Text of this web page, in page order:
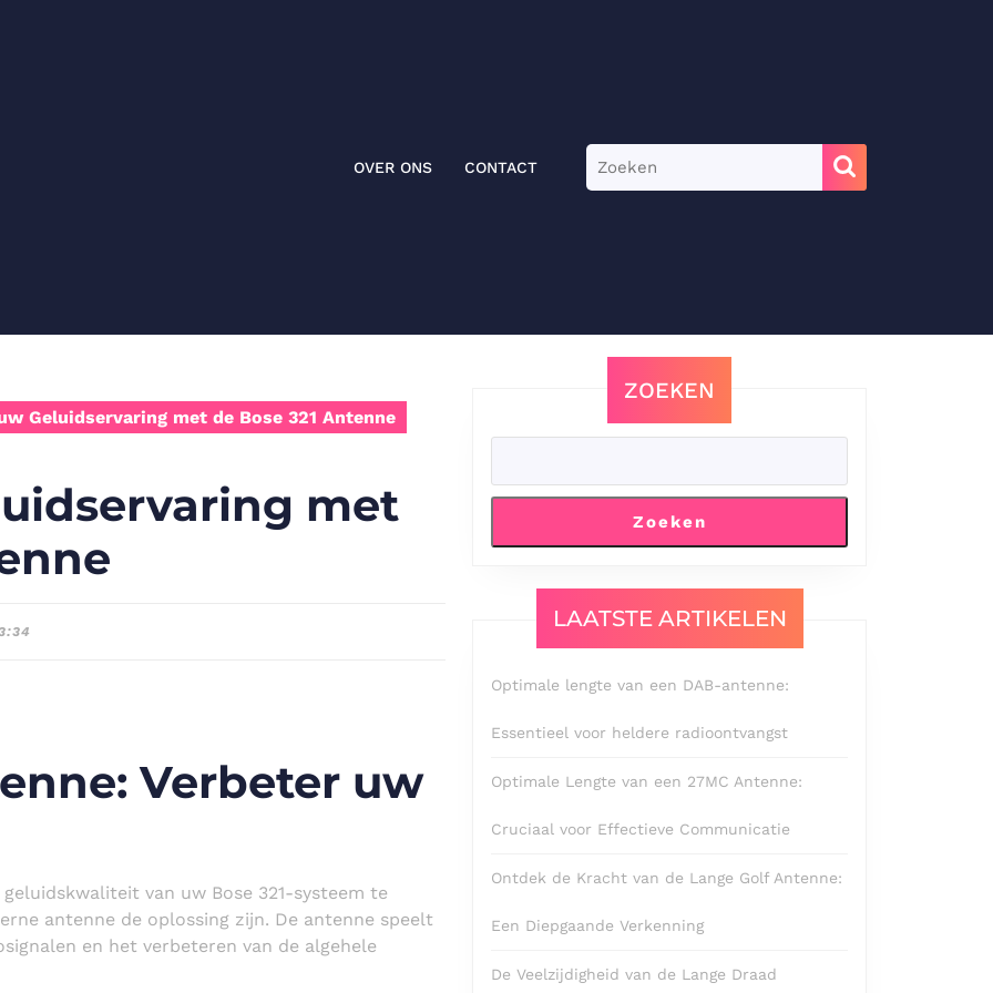
OVER ONS CONTACT
Zoek
naar:
Geluidservaring met de Bose 321 Antenne
met
Verbeter uw
van uw Bose 321-systeem te
antenne de oplossing zijn. De antenne speelt
en het verbeteren van de algehele
ZOEKEN
Zoeken
LAATSTE ARTIKELEN
Optimale lengte van een DAB-antenne:
Essentieel voor heldere radioontvangst
Optimale Lengte van een 27MC Antenne:
Cruciaal voor Effectieve Communicatie
Ontdek de Kracht van de Lange Golf Antenne:
Een Diepgaande Verkenning
De Veelzijdigheid van de Lange Draad